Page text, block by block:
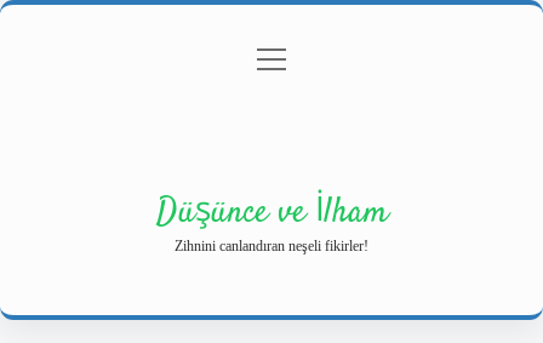
Gizlilik Politikası
menüyü
Düşünce ve İlham
Zihnini canlandıran neşeli fikirler!